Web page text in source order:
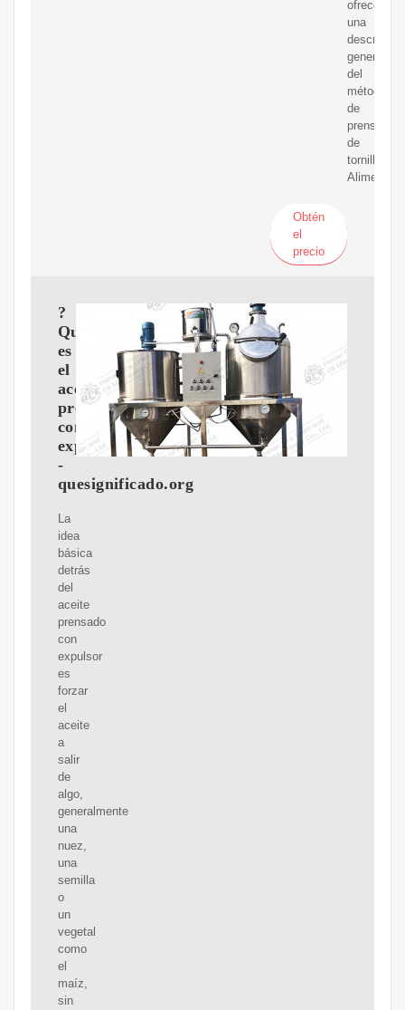
ofrece
una
general
del
método
de
prensa
de
tornillo:
Obtén
el
precio
?
Qué
es
el
aceite
prensado
con
expulsor?
-
quesignificado.org
La
idea
básica
detrás
del
aceite
prensado
con
expulsor
es
forzar
el
aceite
a
salir
de
algo,
generalmente
una
nuez,
una
semilla
o
un
vegetal
como
el
maíz,
sin